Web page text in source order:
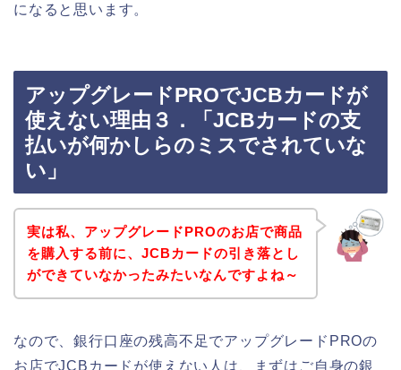
になると思います。
アップグレードPROでJCBカードが
使えない理由３．「JCBカードの支
払いが何かしらのミスでされていな
い」
実は私、アップグレードPROのお店で商品
を購入する前に、JCBカードの引き落とし
ができていなかったみたいなんですよね～
なので、銀行口座の残高不足でアップグレードPROの
お店でJCBカードが使えない人は、まずはご自身の銀